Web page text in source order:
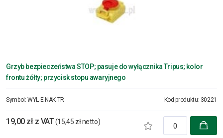
Grzyb bezpieczeństwa STOP; pasuje do wyłącznika Tripus; kolor
frontu żółty; przycisk stopu awaryjnego
Symbol:WYL-E-NAK-TR Kod produktu: 30221
19,00 zł z VAT(15,45 zł netto)